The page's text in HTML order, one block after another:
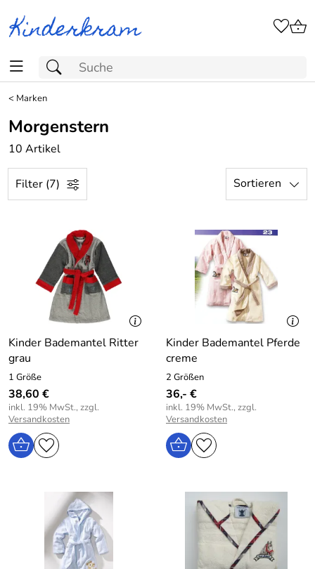
< Marken
Morgenstern
10 Artikel
Filter (7) Sortieren
Kinder Bademantel Ritter
grau
1 Größe
38,60 €
inkl. 19% MwSt., zzgl.
Versandkosten
Kinder Bademantel Pferde
creme
2 Größen
36,- €
inkl. 19% MwSt., zzgl.
Versandkosten